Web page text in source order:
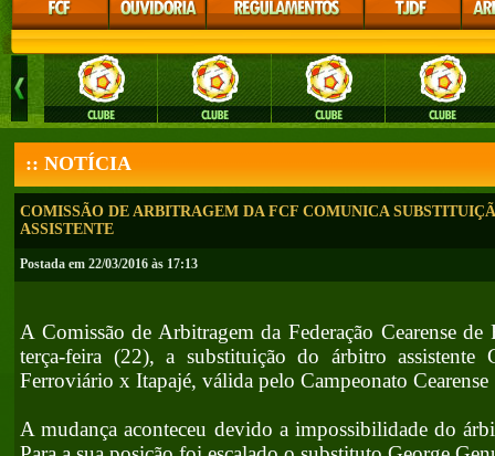
:: NOTÍCIA
COMISSÃO DE ARBITRAGEM DA FCF COMUNICA
ASSISTENTE
Postada em 22/03/2016 às 17:13
A Comissão de Arbitragem da Federação Cearense
terça-feira (22), a substituição do árbitro
Ferroviário x Itapajé, válida pelo Campeonato Cearense
A mudança aconteceu devido a impossibilidade do